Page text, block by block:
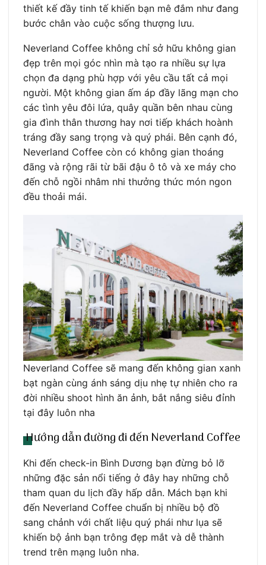
thiết kế đầy tinh tế khiến bạn mê đắm như đang
bước chân vào cuộc sống thượng lưu.
Neverland Coffee không chỉ sở hữu không gian
đẹp trên mọi góc nhìn mà tạo ra nhiều sự lựa
chọn đa dạng phù hợp với yêu cầu tất cả mọi
người. Một không gian ấm áp đầy lãng mạn cho
các tình yêu đôi lứa, quây quần bên nhau cùng
gia đình thân thương hay nơi tiếp khách hoành
tráng đầy sang trọng và quý phái. Bên cạnh đó,
Neverland Coffee còn có không gian thoáng
đãng và rộng rãi từ bãi đậu ô tô và xe máy cho
đến chỗ ngồi nhâm nhi thưởng thức món ngon
đều thoải mái.
Neverland Coffee sẽ mang đến không gian xanh
bạt ngàn cùng ánh sáng dịu nhẹ tự nhiên cho ra
đời nhiều shoot hình ăn ảnh, bắt nắng siêu đỉnh
tại đây luôn nha
Hướng dẫn đường đi đến Neverland Coffee
Khi đến check-in Bình Dương bạn đừng bỏ lỡ
những đặc sản nổi tiếng ở đây hay những chỗ
tham quan du lịch đầy hấp dẫn. Mách bạn khi
đến Neverland Coffee chuẩn bị nhiều bộ đồ
sang chảnh với chất liệu quý phái như lụa sẽ
khiến bộ ảnh bạn trông đẹp mắt và dễ thành
trend trên mạng luôn nha.